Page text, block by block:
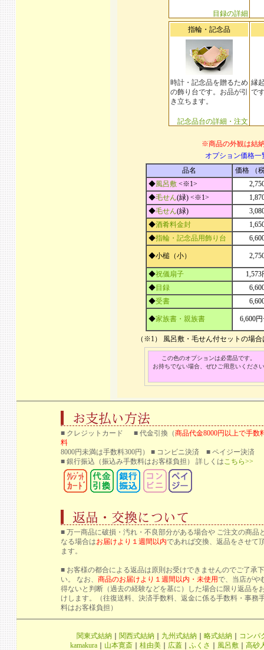
目録の詳細
指輪・記念品
時計・記念品を贈るため
の飾り台です。お品が引
き立ちます。
記念品台の詳細・注文
縁
で
※商品の外観は結
オプション価格一
品名
価格 （
◆風呂敷 <※1>
◆毛せん(緑) <※1>
◆毛せん(緑)
◆酒肴料金封
◆指輪・記念品用飾り台
◆小槌（小）
◆祝儀扇子
1,573
◆目録
◆受書
◆家族書・親族書 6,600
（※1） 風呂敷・毛せん付セットの
この色のオプションは必需品です。
お持ちでない場合、ぜひご用意いください
■ クレジットカード ■ 代金引換（商品代金8000円以上で手数
料
8000円未満は手数料300円） ■ コンビニ決済 ■ ペイジー決済
■ 銀行振込 （振込み手数料はお客様負担） 詳しくはこちら>>
■ 万一商品に破損・汚れ・不良部分がある場合や ご注文の商品
なる場合はお届けより１週間以内であれば交換、返品をさせて
ます。
■ お客様の都合による返品は原則お受けできませんのでご了承
い。 なお、 商品のお届けより１週間以内・未使用で、当店がや
得ないと判断（過去の経験などを基に）した場合に限り返品を
けします。（往復送料、決済手数料、返金に係る手数料・事務
料はお客様負担）
関東式結納 関西式結納 九州式結納 略式結納
コンパ
kamakura
山本寛斎 桂由美 広蓋 ふくさ 風呂敷
高砂